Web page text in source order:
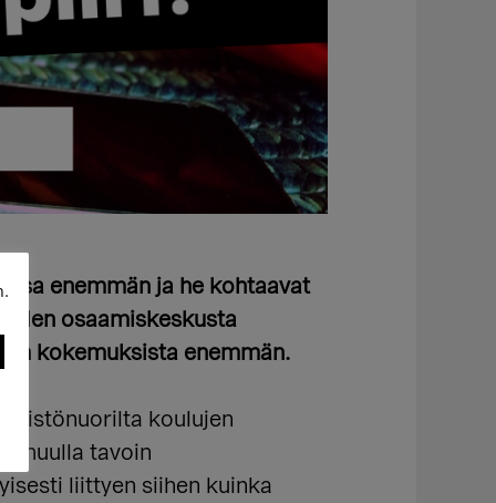
enemmän ja he kohtaavat
osaamiskeskusta
kokemuksista enemmän.
koulujen
muulla tavoin
liittyen siihen kuinka